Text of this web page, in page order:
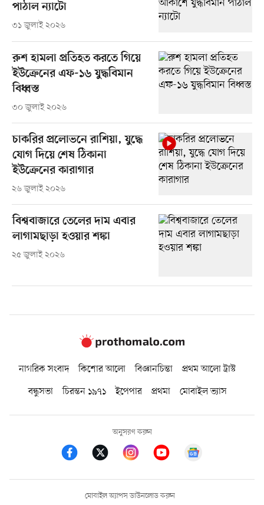
পাঠাল ন্যাটো
৩১ জুলাই ২০২৬
রুশ হামলা প্রতিহত করতে গিয়ে
ইউক্রেনের এফ-১৬ যুদ্ধবিমান
বিধ্বস্ত
৩০ জুলাই ২০২৬
চাকরির প্রলোভনে রাশিয়া, যুদ্ধে
যোগ দিয়ে শেষ ঠিকানা
ইউক্রেনের কারাগার
২৬ জুলাই ২০২৬
বিশ্ববাজারে তেলের দাম এবার
লাগামছাড়া হওয়ার শঙ্কা
২৫ জুলাই ২০২৬
নাগরিক সংবাদ কিশোর আলো বিজ্ঞানচিন্তা
প্রথম আলো ট্রাস্ট
বন্ধুসভা
চিরন্তন ১৯৭১ ইপেপার প্রথমা মোবাইল ভ্যাস
অনুসরণ করুন
মোবাইল অ্যাপস ডাউনলোড করুন